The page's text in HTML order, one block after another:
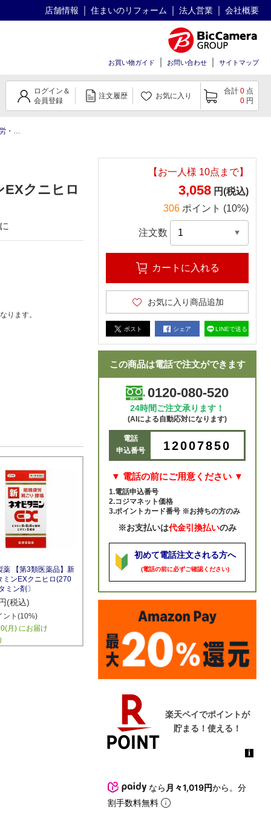
店舗情報 住まいのリフォーム 法人営業 会社概要
お買い物ガイド お問い合わせ サイトマップ
ログイン＆
会員登録
注文履歴 お気に入り
合計 0 点
0 円
等)
EXクニヒロ
ります。
薬 【第3類医薬品】新
ミンEXクニヒロ(270
ミン剤〕
(税込)
ント(10%)
月) にお届け
【お一人様 10点まで】
3,058 円(税込)
306 ポイント (10%)
注文数
カートに入れる
お気に入り商品追加
ポスト シェア LINEで送る
この商品は電話で注文ができます
0120-080-520
24時間ご注文承ります！
(AIによる自動応対になります)
電話
申込番号
12007850
▼ 電話の前にご用意ください ▼
1.電話申込番号
2.コジマネット価格
3.ポイントカード番号 ※お持ちの方のみ
※お支払いは代金引換払いのみ
初めて電話注文される方へ
(電話の前に必ずご確認ください)
なら 月々1,019円から。分
割手数料無料